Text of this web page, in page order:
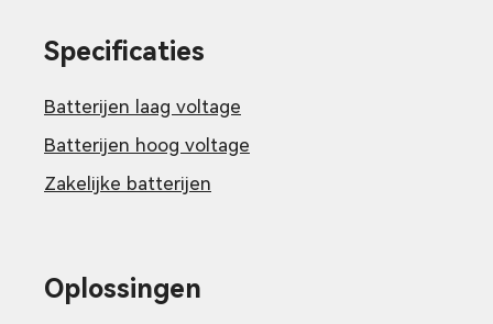
Specificaties
Batterijen laag voltage
Batterijen hoog voltage
Zakelijke batterijen
Oplossingen